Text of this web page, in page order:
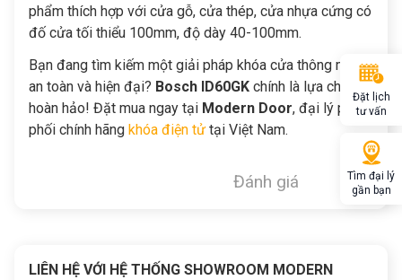
phẩm thích hợp với cửa gỗ, cửa thép, cửa nhựa cứng có
đố cửa tối thiểu 100mm, độ dày 40-100mm.
Bạn đang tìm kiếm một giải pháp khóa cửa thông minh,
an toàn và hiện đại? Bosch ID60GK chính là lựa chọn
hoàn hảo! Đặt mua ngay tại Modern Door, đại lý phân
phối chính hãng khóa điện tử tại Việt Nam.
Đánh giá
LIÊN HỆ VỚI HỆ THỐNG SHOWROOM MODERN
Đặt lịch
tư vấn
Tìm đại lý
gần bạn